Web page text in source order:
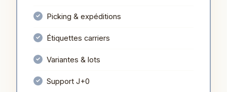
Picking & expéditions
Étiquettes carriers
Variantes & lots
Support J+0